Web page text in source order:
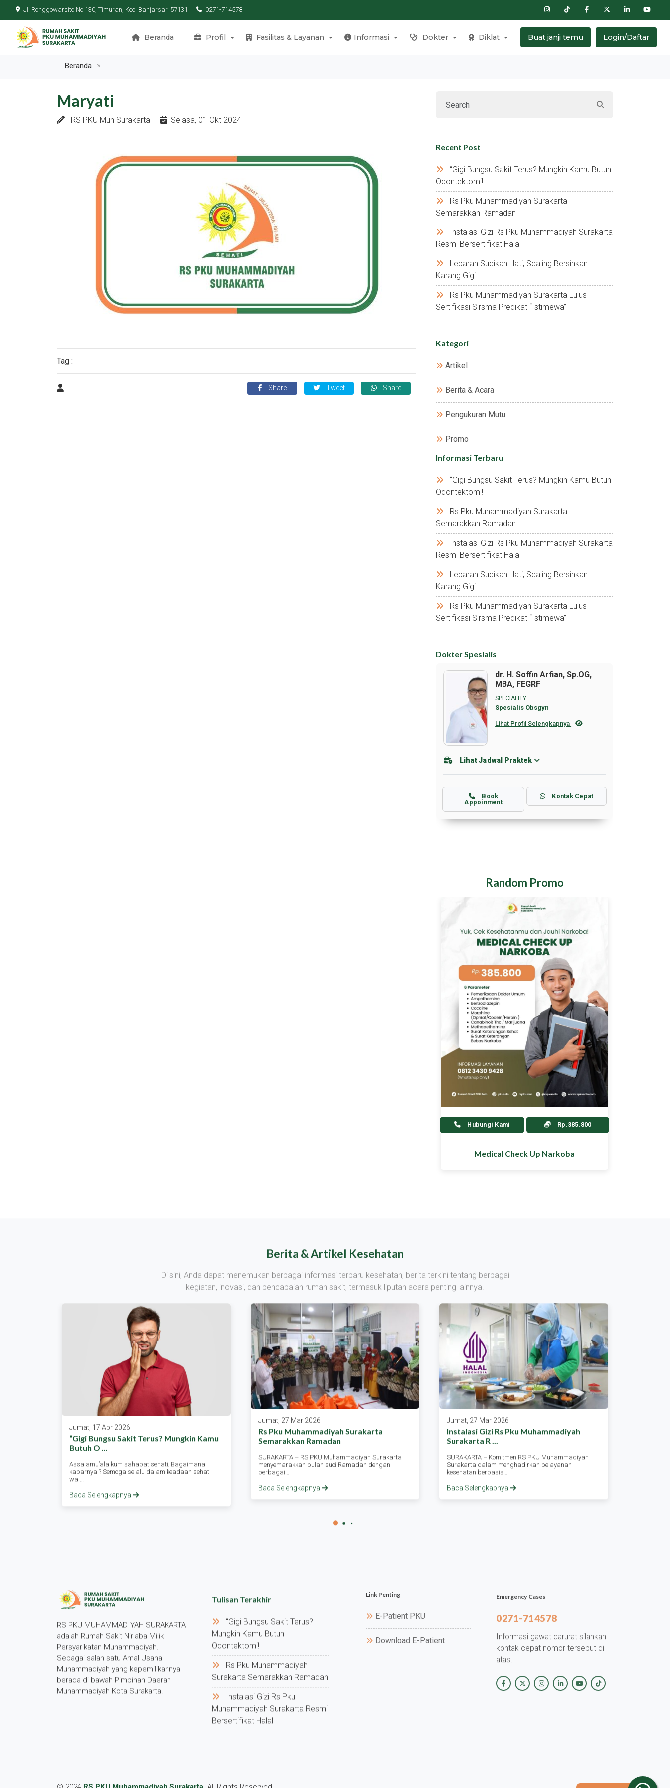
Jl. Ronggowarsito No.130, Timuran, Kec. Banjarsari 57131 0271-714578
Beranda Profil Fasilitas & Layanan Informasi Dokter Diklat Buat janji temu Login/Daftar
Beranda
Maryati
RS PKU Muh Surakarta Selasa, 01 Okt 2024
Tag :
Share Tweet Share
Recent Post
“gigi Bungsu Sakit Terus? Mungkin Kamu Butuh
Odontektomi!
Rs Pku Muhammadiyah Surakarta
Semarakkan Ramadan
Instalasi Gizi Rs Pku Muhammadiyah Surakarta
Resmi Bersertifikat Halal
Lebaran Sucikan Hati, Scaling Bersihkan
Karang Gigi
Rs Pku Muhammadiyah Surakarta Lulus
Sertifikasi Sirsma Predikat “istimewa”
Kategori
Artikel
Berita & Acara
Pengukuran Mutu
Promo
Informasi Terbaru
“gigi Bungsu Sakit Terus? Mungkin Kamu Butuh
Odontektomi!
Rs Pku Muhammadiyah Surakarta
Semarakkan Ramadan
Instalasi Gizi Rs Pku Muhammadiyah Surakarta
Resmi Bersertifikat Halal
Lebaran Sucikan Hati, Scaling Bersihkan
Karang Gigi
Rs Pku Muhammadiyah Surakarta Lulus
Sertifikasi Sirsma Predikat “istimewa”
Dokter Spesialis
dr. H. Soffin Arfian, Sp.OG,
MBA, FEGRF
SPECIALITY
Spesialis Obsgyn
Lihat Profil Selengkapnya
Lihat Jadwal Praktek
Book
Appoinment
Kontak Cepat
Random Promo
Hubungi Kami Rp.385.800
Medical Check Up Narkoba
Berita & Artikel Kesehatan
Di sini, Anda dapat menemukan berbagai informasi terbaru kesehatan, berita terkini tentang berbagai
kegiatan, inovasi, dan pencapaian rumah sakit, termasuk liputan acara penting lainnya.
Jumat, 17 Apr 2026
“gigi Bungsu Sakit Terus? Mungkin Kamu
Butuh O ...
Assalamu’alaikum sahabat sehati. Bagaimana
kabarnya ? Semoga selalu dalam keadaan sehat
wal…
Baca Selengkapnya
Jumat, 27 Mar 2026
Rs Pku Muhammadiyah Surakarta
Semarakkan Ramadan
SURAKARTA – RS PKU Muhammadiyah Surakarta
menyemarakkan bulan suci Ramadan dengan
berbagai…
Baca Selengkapnya
Jumat, 27 Mar 2026
Instalasi Gizi Rs Pku Muhammadiyah
Surakarta R ...
SURAKARTA – Komitmen RS PKU Muhammadiyah
Surakarta dalam menghadirkan pelayanan
kesehatan berbasis…
Baca Selengkapnya
RS PKU MUHAMMADIYAH SURAKARTA
adalah Rumah Sakit Nirlaba Milik
Persyarikatan Muhammadiyah.
Sebagai salah satu Amal Usaha
Muhammadiyah yang kepemilikannya
berada di bawah Pimpinan Daerah
Muhammadiyah Kota Surakarta.
Tulisan Terakhir
“gigi Bungsu Sakit Terus?
Mungkin Kamu Butuh
Odontektomi!
Rs Pku Muhammadiyah
Surakarta Semarakkan Ramadan
Instalasi Gizi Rs Pku
Muhammadiyah Surakarta Resmi
Bersertifikat Halal
Link Penting
E-Patient PKU
Download E-Patient
0271-714578
Informasi gawat darurat silahkan
kontak cepat nomor tersebut di
atas.